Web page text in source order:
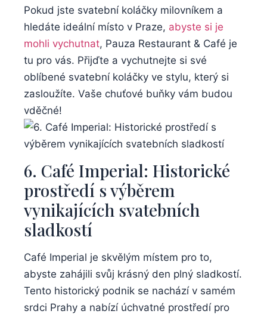
Pokud jste svatební koláčky milovníkem a
hledáte ideální místo v Praze, abyste si je
mohli vychutnat, Pauza Restaurant & Café je
tu pro vás. Přijďte a vychutnejte si své
oblíbené svatební koláčky ve stylu, který si
zasloužíte. Vaše chuťové buňky vám budou
vděčné!
6. Café Imperial: Historické
prostředí s výběrem
vynikajících svatebních
sladkostí
Café Imperial je skvělým místem pro to,
abyste zahájili svůj krásný den plný sladkostí.
Tento historický podnik se nachází v samém
srdci Prahy a nabízí úchvatné prostředí pro